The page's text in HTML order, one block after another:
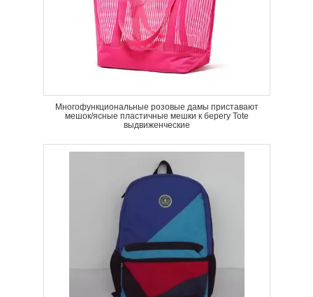
Многофункциональные розовые дамы приставают
мешок/ясные пластичные мешки к берегу Tote
выдвиженческие